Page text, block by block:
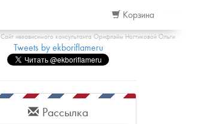
Корзина
Сайт независимого консультанта Орифлэйм Ногтиковой Ольги
Tweets by ekboriflameru
Рассылка